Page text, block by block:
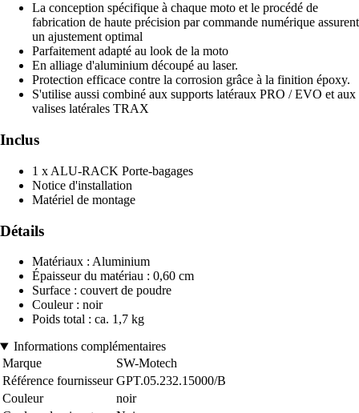
La conception spécifique à chaque moto et le procédé de
fabrication de haute précision par commande numérique assurent
un ajustement optimal
Parfaitement adapté au look de la moto
En alliage d'aluminium découpé au laser.
Protection efficace contre la corrosion grâce à la finition époxy.
S'utilise aussi combiné aux supports latéraux PRO / EVO et aux
valises latérales TRAX
Inclus
1 x ALU-RACK Porte-bagages
Notice d'installation
Matériel de montage
Détails
Matériaux : Aluminium
Épaisseur du matériau : 0,60 cm
Surface : couvert de poudre
Couleur : noir
Poids total : ca. 1,7 kg
Informations complémentaires
Marque
SW-Motech
Référence fournisseur GPT.05.232.15000/B
Couleur
noir